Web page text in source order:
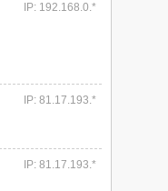
IP: 192.168.0.*
IP: 81.17.193.*
IP: 81.17.193.*